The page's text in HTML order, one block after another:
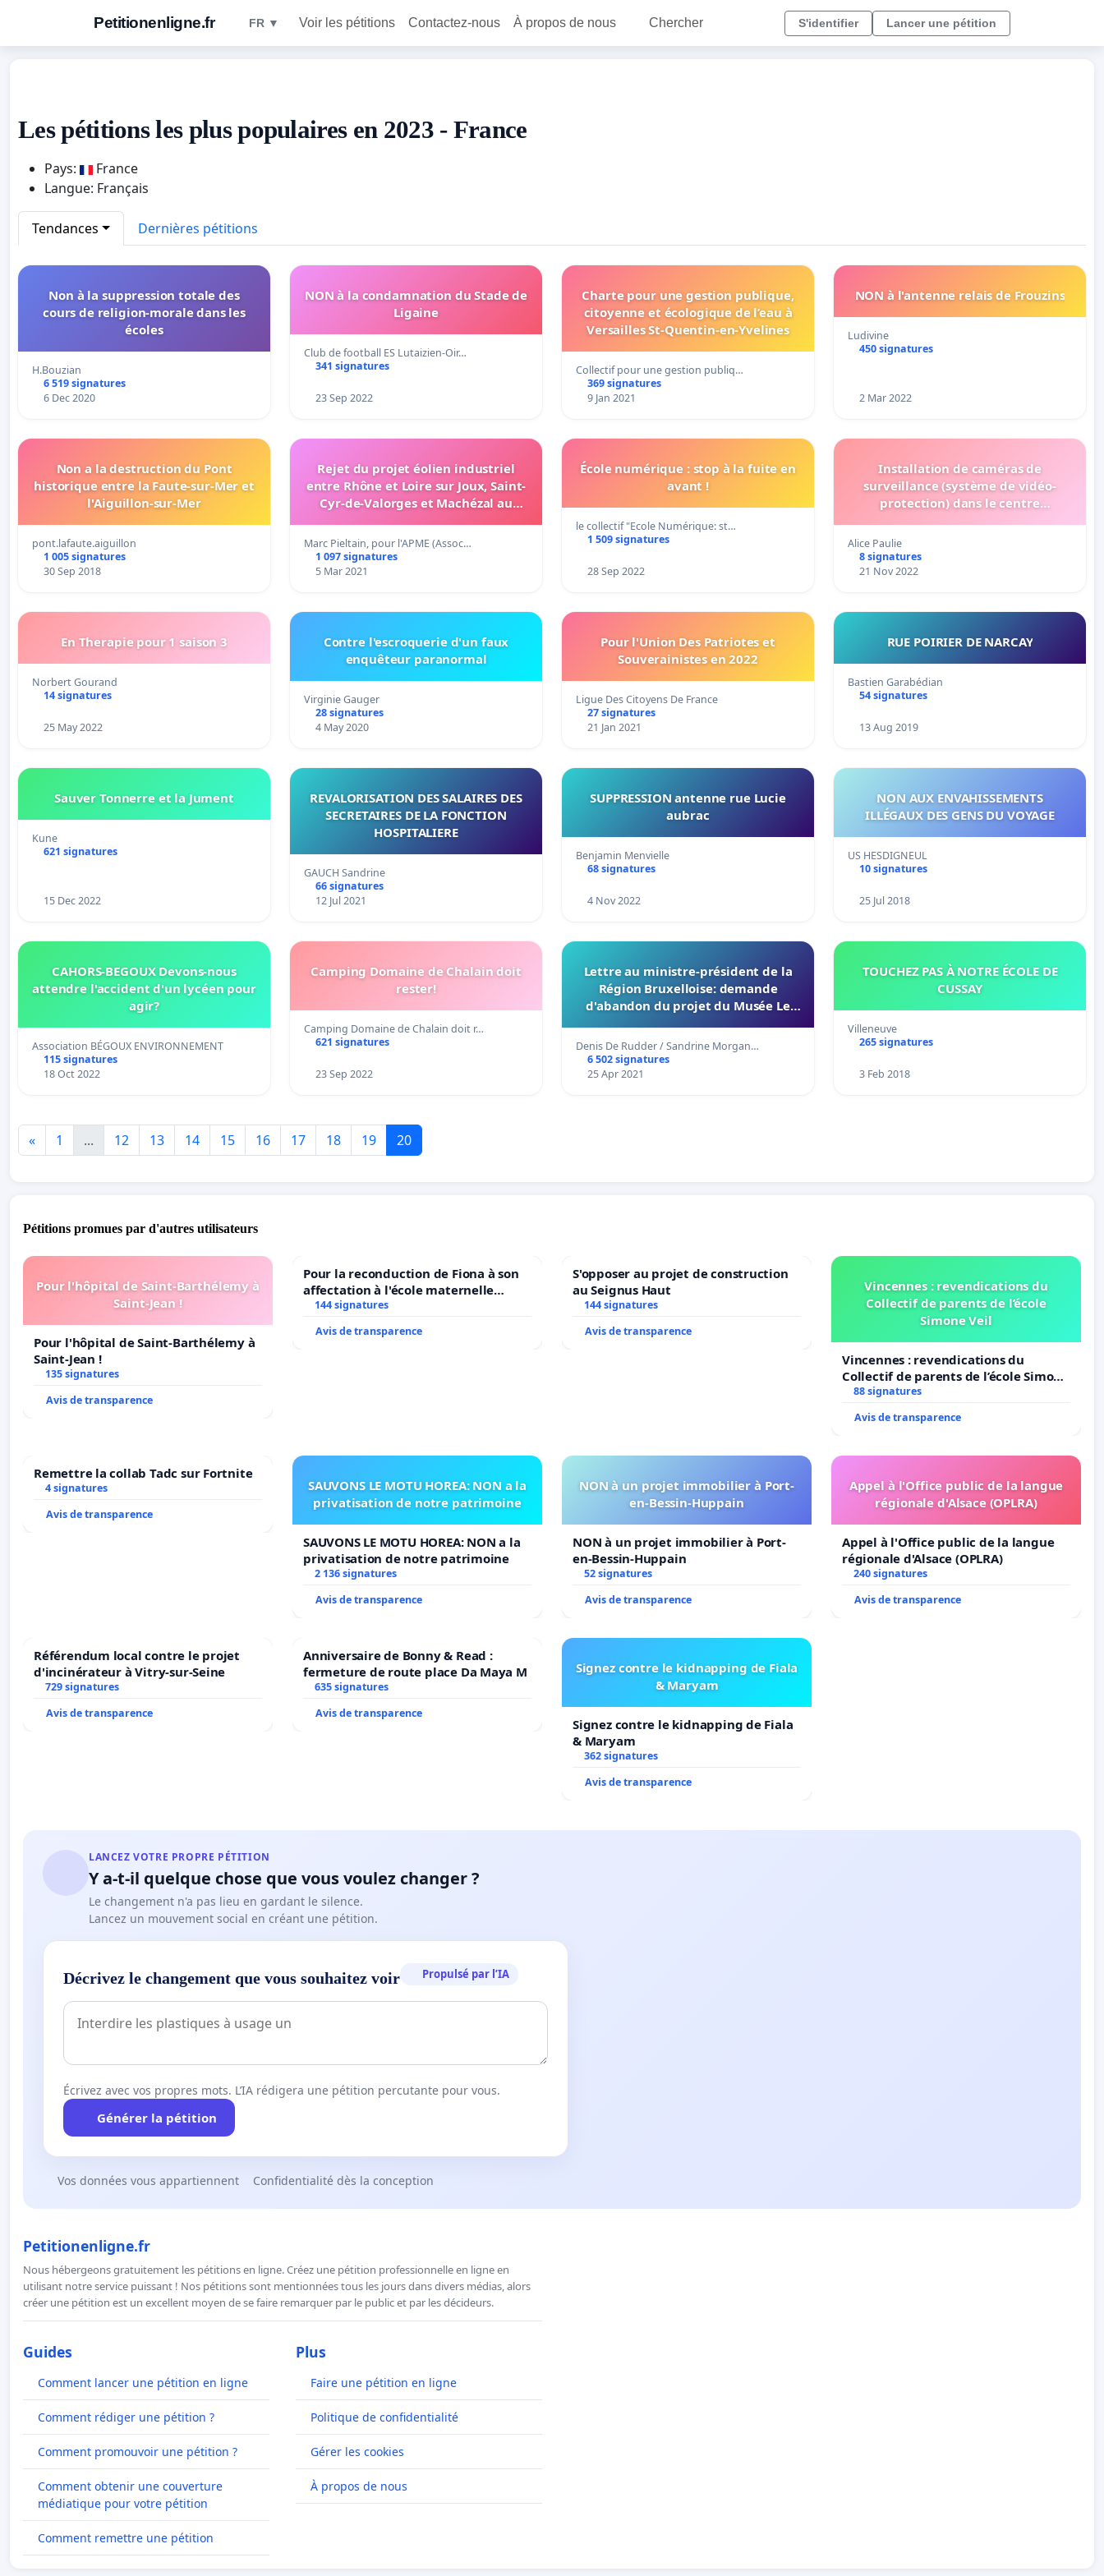
Petitionenligne.fr FR ▼ Voir les pétitions Contactez-nous À propos de nous Chercher S'identifier Lancer une pétition
Les pétitions les plus populaires en 2023 - France
Pays:
France
Langue: Français
Tendances Dernières pétitions
Non à la suppression totale des
cours de religion-morale dans les
écoles
H.Bouzian
6 519 signatures
6 Dec 2020
NON à la condamnation du Stade de
Ligaine
Club de football ES Lutaizien-Oir…
341 signatures
23 Sep 2022
Charte pour une gestion publique,
citoyenne et écologique de l’eau à
Versailles St-Quentin-en-Yvelines
Collectif pour une gestion publiq…
369 signatures
9 Jan 2021
NON à l'antenne relais de Frouzins
Ludivine
450 signatures
2 Mar 2022
Non a la destruction du Pont
historique entre la Faute-sur-Mer et
l'Aiguillon-sur-Mer
pont.lafaute.aiguillon
1 005 signatures
30 Sep 2018
Rejet du projet éolien industriel
entre Rhône et Loire sur Joux, Saint-
Cyr-de-Valorges et Machézal au
Marc Pieltain, pour l'APME (Assoc…
1 097 signatures
5 Mar 2021
École numérique : stop à la fuite en
avant !
le collectif "Ecole Numérique: st…
1 509 signatures
28 Sep 2022
Installation de caméras de
surveillance (système de vidéo-
protection) dans le centre
Alice Paulie
8 signatures
21 Nov 2022
En Therapie pour 1 saison 3
Norbert Gourand
14 signatures
25 May 2022
Contre l'escroquerie d'un faux
enquêteur paranormal
Virginie Gauger
28 signatures
4 May 2020
Pour l'Union Des Patriotes et
Souverainistes en 2022
Ligue Des Citoyens De France
27 signatures
21 Jan 2021
RUE POIRIER DE NARCAY
Bastien Garabédian
54 signatures
13 Aug 2019
Sauver Tonnerre et la Jument
Kune
621 signatures
15 Dec 2022
REVALORISATION DES SALAIRES DES
SECRETAIRES DE LA FONCTION
HOSPITALIERE
GAUCH Sandrine
66 signatures
12 Jul 2021
SUPPRESSION antenne rue Lucie
aubrac
Benjamin Menvielle
68 signatures
4 Nov 2022
NON AUX ENVAHISSEMENTS
ILLÉGAUX DES GENS DU VOYAGE
US HESDIGNEUL
10 signatures
25 Jul 2018
CAHORS-BEGOUX Devons-nous
attendre l'accident d'un lycéen pour
agir?
Association BÉGOUX ENVIRONNEMENT
115 signatures
18 Oct 2022
Camping Domaine de Chalain doit
rester!
Camping Domaine de Chalain doit r…
621 signatures
23 Sep 2022
Lettre au ministre-président de la
Région Bruxelloise: demande
d'abandon du projet du Musée Le
Denis De Rudder / Sandrine Morgan…
6 502 signatures
25 Apr 2021
TOUCHEZ PAS À NOTRE ÉCOLE DE
CUSSAY
Villeneuve
265 signatures
3 Feb 2018
« 1 ... 12 13 14 15 16 17 18 19 20
Pétitions promues par d'autres utilisateurs
Pour l'hôpital de Saint-Barthélemy à
Saint-Jean !
Pour l'hôpital de Saint-Barthélemy à
Saint-Jean !
135 signatures
Avis de transparence
Pour la reconduction de Fiona à son
affectation à l'école maternelle
LAMARTINE auprès de Léo N. en
2026/2027
144 signatures
Avis de transparence
S'opposer au projet de construction
au Seignus Haut
144 signatures
Avis de transparence
Vincennes : revendications du
Collectif de parents de l’école
Simone Veil
Vincennes : revendications du
Collectif de parents de l’école Simone
Veil
88 signatures
Avis de transparence
Remettre la collab Tadc sur Fortnite
4 signatures
Avis de transparence
SAUVONS LE MOTU HOREA: NON a la
privatisation de notre patrimoine
SAUVONS LE MOTU HOREA: NON a la
privatisation de notre patrimoine
2 136 signatures
Avis de transparence
NON à un projet immobilier à Port-
en-Bessin-Huppain
NON à un projet immobilier à Port-
en-Bessin-Huppain
52 signatures
Avis de transparence
Appel à l'Office public de la langue
régionale d'Alsace (OPLRA)
Appel à l'Office public de la langue
régionale d'Alsace (OPLRA)
240 signatures
Avis de transparence
Référendum local contre le projet
d'incinérateur à Vitry-sur-Seine
729 signatures
Avis de transparence
Anniversaire de Bonny & Read :
fermeture de route place Da Maya M
635 signatures
Avis de transparence
Signez contre le kidnapping de Fiala
& Maryam
Signez contre le kidnapping de Fiala
& Maryam
362 signatures
Avis de transparence
LANCEZ VOTRE PROPRE PÉTITION
Y a-t-il quelque chose que vous voulez changer ?
Le changement n'a pas lieu en gardant le silence.
Lancez un mouvement social en créant une pétition.
Décrivez le changement que vous souhaitez voir Propulsé par l’IA
Écrivez avec vos propres mots. L’IA rédigera une pétition percutante pour vous.
Générer la pétition
Vos données vous appartiennent Confidentialité dès la conception
Petitionenligne.fr
Nous hébergeons gratuitement les pétitions en ligne. Créez une pétition professionnelle en ligne en
utilisant notre service puissant ! Nos pétitions sont mentionnées tous les jours dans divers médias, alors
créer une pétition est un excellent moyen de se faire remarquer par le public et par les décideurs.
Guides
Comment lancer une pétition en ligne
Comment rédiger une pétition ?
Comment promouvoir une pétition ?
Comment obtenir une couverture
médiatique pour votre pétition
Comment remettre une pétition
Plus
Faire une pétition en ligne
Politique de confidentialité
Gérer les cookies
À propos de nous